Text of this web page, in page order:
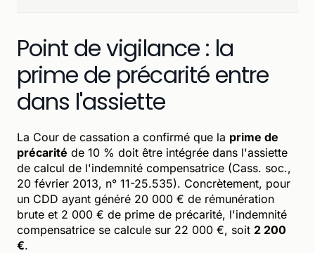
Point de vigilance : la
prime de précarité entre
dans l'assiette
La Cour de cassation a confirmé que la prime de
précarité de 10 % doit être intégrée dans l'assiette
de calcul de l'indemnité compensatrice (Cass. soc.,
20 février 2013, n° 11-25.535). Concrètement, pour
un CDD ayant généré 20 000 € de rémunération
brute et 2 000 € de prime de précarité, l'indemnité
compensatrice se calcule sur 22 000 €, soit 2 200
€.